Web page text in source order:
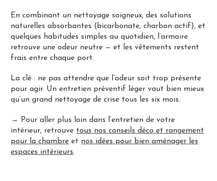
En combinant un nettoyage soigneux, des solutions
naturelles absorbantes (bicarbonate, charbon actif), et
quelques habitudes simples au quotidien, l’armoire
retrouve une odeur neutre — et les vêtements restent
frais entre chaque port.
La clé : ne pas attendre que l’odeur soit trop présente
pour agir. Un entretien préventif léger vaut bien mieux
qu’un grand nettoyage de crise tous les six mois.
→ Pour aller plus loin dans l’entretien de votre
intérieur, retrouve tous nos conseils déco et rangement
pour la chambre et nos idées pour bien aménager les
espaces intérieurs.